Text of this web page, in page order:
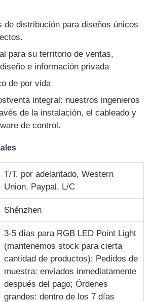
de distribución para diseños únicos
para su territorio de ventas,
e información privada
de por vida
integral: nuestros ingenieros
de la instalación, el cableado y
de control.
T/T, por adelantado, Western
Union, Paypal, L/C
Shénzhen
3-5 días para RGB LED Point Light
(mantenemos stock para cierta
cantidad de productos); Pedidos de
muestra: enviados inmediatamente
después del pago; Órdenes
grandes: dentro de los 7 días